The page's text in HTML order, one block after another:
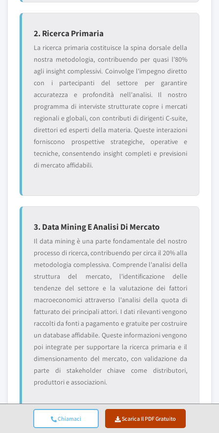
Chiamaci Scarica Il PDF Gratuito
2. Ricerca Primaria
La ricerca primaria costituisce la spina dorsale della
nostra metodologia, contribuendo per quasi l'80%
agli insight complessivi. Coinvolge l'impegno diretto
con i partecipanti del settore per garantire
accuratezza e profondità nell'analisi. Il nostro
programma di interviste strutturate copre i mercati
regionali e globali, con contributi di dirigenti C-suite,
direttori ed esperti della materia. Queste interazioni
forniscono prospettive strategiche, operative e
tecniche, consentendo insight completi e previsioni
di mercato affidabili.
3. Data Mining E Analisi Di Mercato
Il data mining è una parte fondamentale del nostro
processo di ricerca, contribuendo per circa il 20% alla
metodologia complessiva. Comprende l'analisi della
struttura del mercato, l'identificazione delle
tendenze del settore e la valutazione dei fattori
macroeconomici attraverso l'analisi della quota di
fatturato dei principali attori. I dati rilevanti vengono
raccolti da fonti a pagamento e gratuite per costruire
un database affidabile. Queste informazioni vengono
poi integrate per supportare la ricerca primaria e il
dimensionamento del mercato, con validazione da
parte di stakeholder chiave come distributori,
produttori e associazioni.